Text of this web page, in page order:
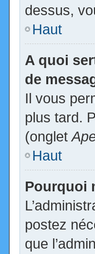
dessus,
Haut
A quoi
de
Il vous
plus tard.
(onglet
Haut
Pourquoi
postez
que